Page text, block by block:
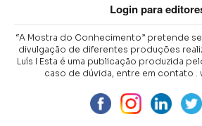
Login para
“A Mostra do Conhecimento” pretende
divulgação de diferentes produções
Luís I Esta é uma publicação produzida
caso de dúvida, entre em contato .